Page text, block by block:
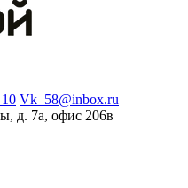
Vk_58@inbox.ru
д. 7а, офис 206в